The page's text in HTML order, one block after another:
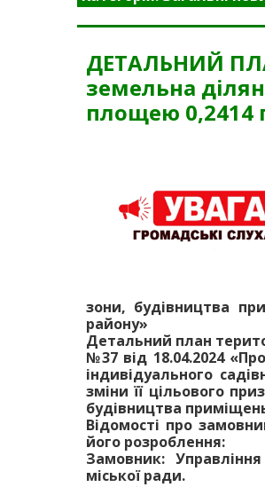
ДЕТАЛЬНИЙ
земельна
площею 0,2414
зони, будівництва
району»
Детальний план
№37 від 18.04.2024
індивідуального
зміни її цільового
будівництва
Відомості про
його розроблення:
Замовник:
міської ради.